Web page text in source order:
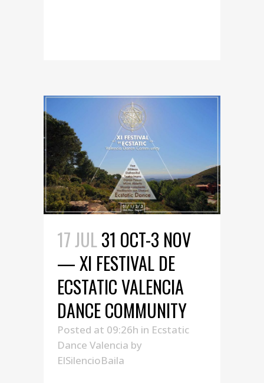
17 JUL31 OCT-3 NOV
— XI FESTIVAL DE
ECSTATIC VALENCIA
DANCE COMMUNITY
Posted at 09:26h in Ecstatic
Dance Valencia by
ElSilencioBaila